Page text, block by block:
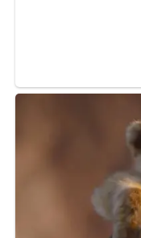
MOTS-CLÉS : UNE